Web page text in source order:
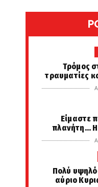
Tρόμος
τραυματίες
Είμαστε
πλανήτη...
Πολύ
αύριο